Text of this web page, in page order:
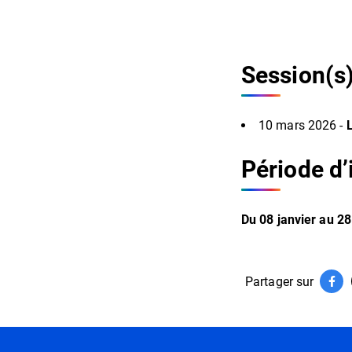
Session(s)
10 mars 2026 -
Période
Du08 janvier au 28
Partager sur